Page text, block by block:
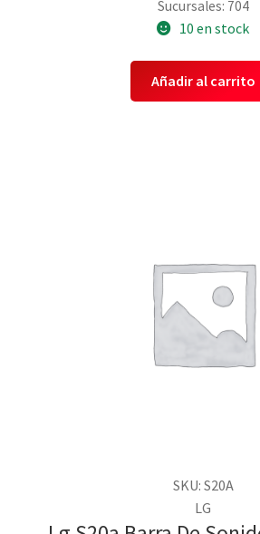
Sucursales: 704
10 en stock
Añadir al carrito
SKU: S20A
LG